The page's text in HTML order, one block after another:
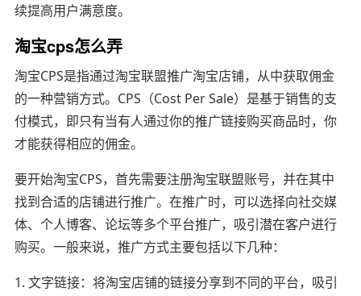
续提高用户满意度。
淘宝cps怎么弄
淘宝CPS是指通过淘宝联盟推广淘宝店铺，从中获取佣金
的一种营销方式。CPS（Cost Per Sale）是基于销售的支
付模式，即只有当有人通过你的推广链接购买商品时，你
才能获得相应的佣金。
要开始淘宝CPS，首先需要注册淘宝联盟账号，并在其中
找到合适的店铺进行推广。在推广时，可以选择向社交媒
体、个人博客、论坛等多个平台推广，吸引潜在客户进行
购买。一般来说，推广方式主要包括以下几种：
1. 文字链接：将淘宝店铺的链接分享到不同的平台，吸引